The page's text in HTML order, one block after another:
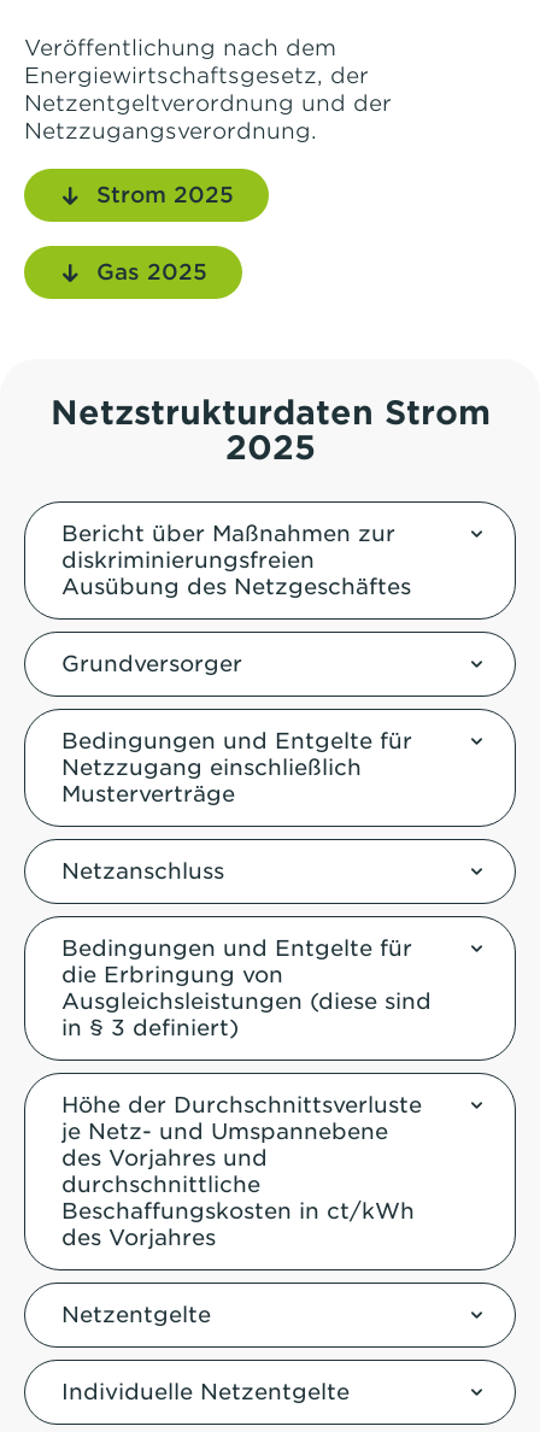
Veröffentlichung nach dem
Energiewirtschaftsgesetz, der
Netzentgeltverordnung und der
Netzzugangsverordnung.
Strom 2025
Gas 2025
Netzstrukturdaten Strom
2025
Bericht über Maßnahmen zur
diskriminierungsfreien
Ausübung des Netzgeschäftes
Grundversorger
Bedingungen und Entgelte für
Netzzugang einschließlich
Musterverträge
Netzanschluss
Bedingungen und Entgelte für
die Erbringung von
Ausgleichsleistungen (diese sind
in § 3 definiert)
Höhe der Durchschnittsverluste
je Netz- und Umspannebene
des Vorjahres und
durchschnittliche
Beschaffungskosten in ct/kWh
des Vorjahres
Netzentgelte
Individuelle Netzentgelte